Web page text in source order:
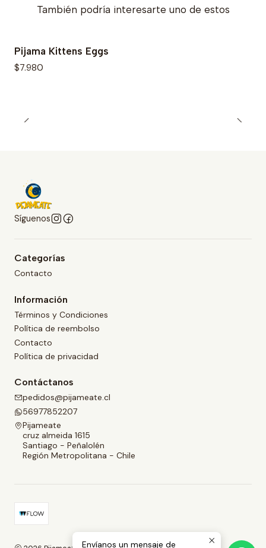
También podría interesarte uno de estos
Pijama Kittens Eggs
$7.980
Síguenos
Categorías
Contacto
Información
Términos y Condiciones
Política de reembolso
Contacto
Política de privacidad
Contáctanos
pedidos@pijameate.cl
56977852207
Pijameate
cruz almeida 1615
Santiago - Peñalolén
Región Metropolitana - Chile
Envíanos un mensaje de